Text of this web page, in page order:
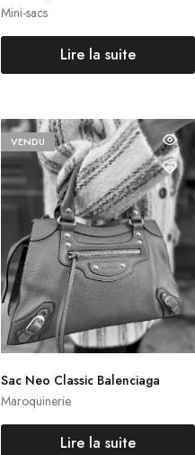
Mini-sacs
Lire la suite
VENDU
Maroquinerie
Sac Neo Classic Balenciaga
Lire la suite